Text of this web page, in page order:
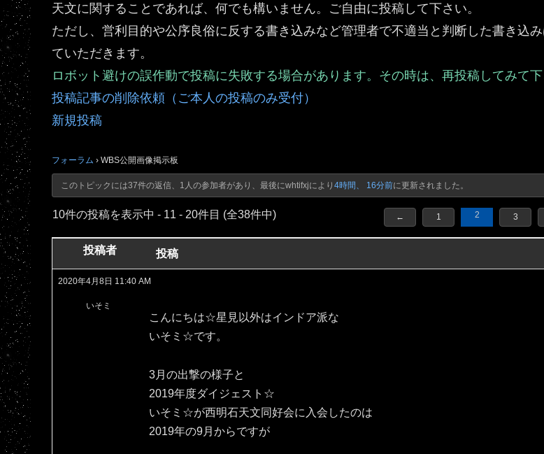
天文に関することであれば、何でも構いません。ご自由に投稿して下さい。
ただし、営利目的や公序良俗に反する書き込みなど管理者で不適当と判断した書き込
ていただきます。
ロボット避けの誤作動で投稿に失敗する場合があります。その時は、再投稿してみて下
投稿記事の削除依頼（ご本人の投稿のみ受付）
新規投稿
フォーラム › WBS公開画像掲示板
このトピックには37件の返信、1人の参加者があり、最後にwhtifxjにより 4時間、 16分前に更新されました。
10件の投稿を表示中 - 11 - 20件目 (全38件中) ← 1 2 3
投稿者 投稿
2020年4月8日 11:40 AM
いそミ
こんにちは☆星見以外はインドア派な
いそミ☆です。
3月の出撃の様子と
2019年度ダイジェスト☆
いそミ☆が西明石天文同好会に入会したのは
2019年の9月からですが